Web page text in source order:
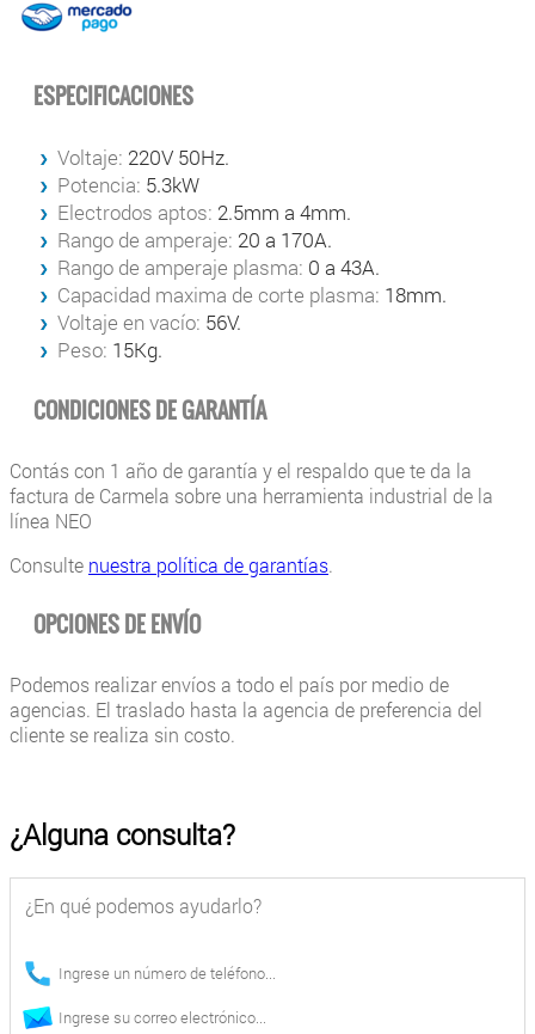
ESPECIFICACIONES
Voltaje: 220V 50Hz.
Potencia: 5.3kW
Electrodos aptos: 2.5mm a 4mm.
Rango de amperaje: 20 a 170A.
Rango de amperaje plasma: 0 a 43A.
Capacidad maxima de corte plasma: 18mm.
Voltaje en vacío: 56V.
Peso: 15Kg.
CONDICIONES DE GARANTÍA
Contás con 1 año de garantía y el respaldo que te da la
factura de Carmela sobre una herramienta industrial de la
línea NEO
Consulte nuestra política de garantías.
OPCIONES DE ENVÍO
Podemos realizar envíos a todo el país por medio de
agencias. El traslado hasta la agencia de preferencia del
cliente se realiza sin costo.
¿Alguna consulta?